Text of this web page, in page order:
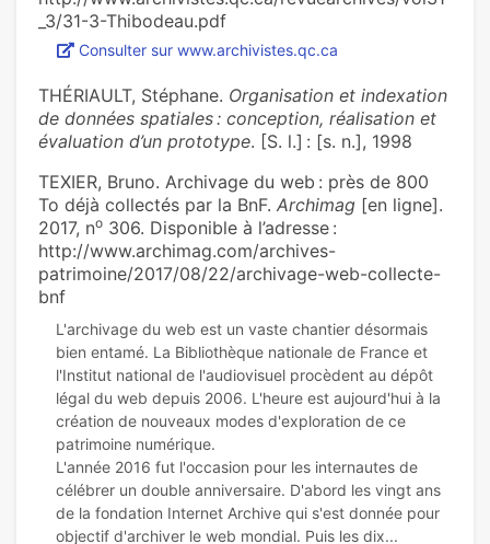
_3/31-3-Thibodeau.pdf
Consulter sur www.archivistes.qc.ca
THÉRIAULT, Stéphane. Organisation et indexation
de données spatiales : conception, réalisation et
évaluation d’un prototype. [S. l.] : [s. n.], 1998
TEXIER, Bruno. Archivage du web : près de 800
To déjà collectés par la BnF. Archimag [en ligne].
2017, no 306. Disponible à l’adresse :
http://www.archimag.com/archives-
patrimoine/2017/08/22/archivage-web-collecte-
bnf
L'archivage du web est un vaste chantier désormais
bien entamé. La Bibliothèque nationale de France et
l'Institut national de l'audiovisuel procèdent au dépôt
légal du web depuis 2006. L'heure est aujourd'hui à la
création de nouveaux modes d'exploration de ce
patrimoine numérique.
L'année 2016 fut l'occasion pour les internautes de
célébrer un double anniversaire. D'abord les vingt ans
de la fondation Internet Archive qui s'est donnée pour